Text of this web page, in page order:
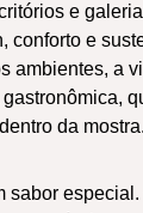
e
conforto e
ambientes, a
da mostra.
sabor